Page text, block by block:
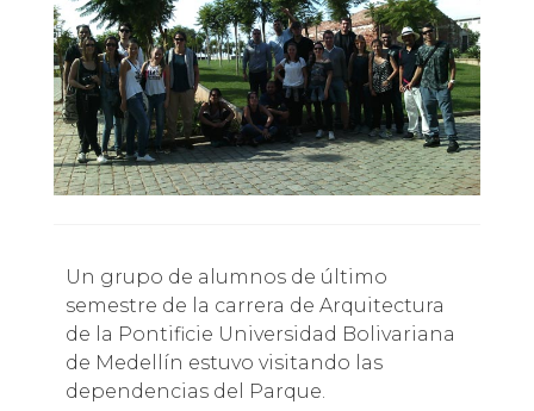
Un grupo de alumnos de último
semestre de la carrera de Arquitectura
de la Pontificie Universidad Bolivariana
de Medellín estuvo visitando las
dependencias del Parque.